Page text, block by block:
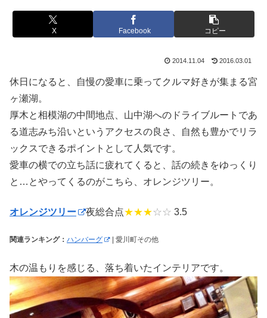
X Facebook コピー
2014.11.04 2016.03.01
休日になると、自慢の愛車に乗ってクルマ好きが集まる宮
ヶ瀬湖。
厚木と相模湖の中間地点、山中湖へのドライブルートであ
る道志みち沿いというアクセスの良さ、自然も豊かでリラ
ックスできるポイントとして人気です。
愛車の横での立ち話に疲れてくると、話の続きをゆっくり
と…とやってくるのがこちら、オレンジツリー。
オレンジツリー 夜総合点★★★☆☆ 3.5
関連ランキング： ハンバーグ | 愛川町その他
木の温もりを感じる、落ち着いたインテリアです。